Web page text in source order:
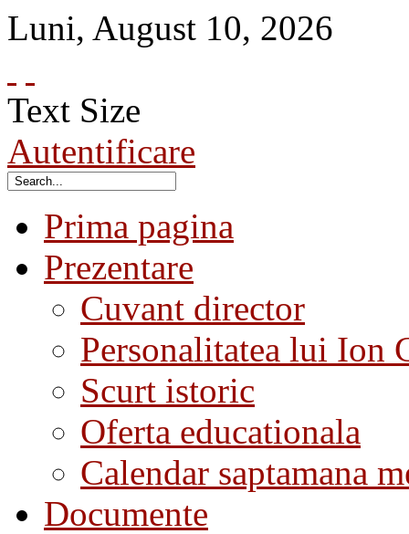
Luni, August 10, 2026
Text Size
Autentificare
Prima pagina
Prezentare
Cuvant director
Personalitatea lui Ion
Scurt istoric
Oferta educationala
Calendar saptamana
Documente